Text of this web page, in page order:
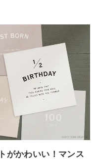
がかわいい！マンス